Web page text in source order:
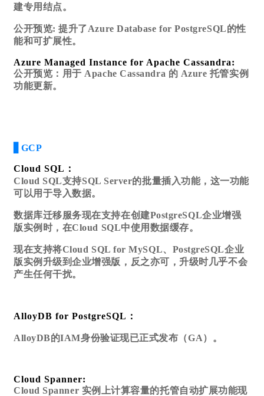
建专用结点。
公开预览: 提升了Azure Database for PostgreSQL的性
能和可扩展性。
Azure Managed Instance for Apache Cassandra:
公开预览：用于 Apache Cassandra 的 Azure 托管实例
功能更新。
▋GCP
Cloud SQL：
Cloud SQL支持SQL Server的批量插入功能，这一功能
可以用于导入数据。
数据库迁移服务现在支持在创建PostgreSQL企业增强
版实例时，在Cloud SQL中使用数据缓存。
现在支持将Cloud SQL for MySQL、PostgreSQL企业
版实例升级到企业增强版，反之亦可，升级时几乎不会
产生任何干扰。
AlloyDB for PostgreSQL：
AlloyDB的IAM身份验证现已正式发布（GA）。
Cloud Spanner:
Cloud Spanner 实例上计算容量的托管自动扩展功能现